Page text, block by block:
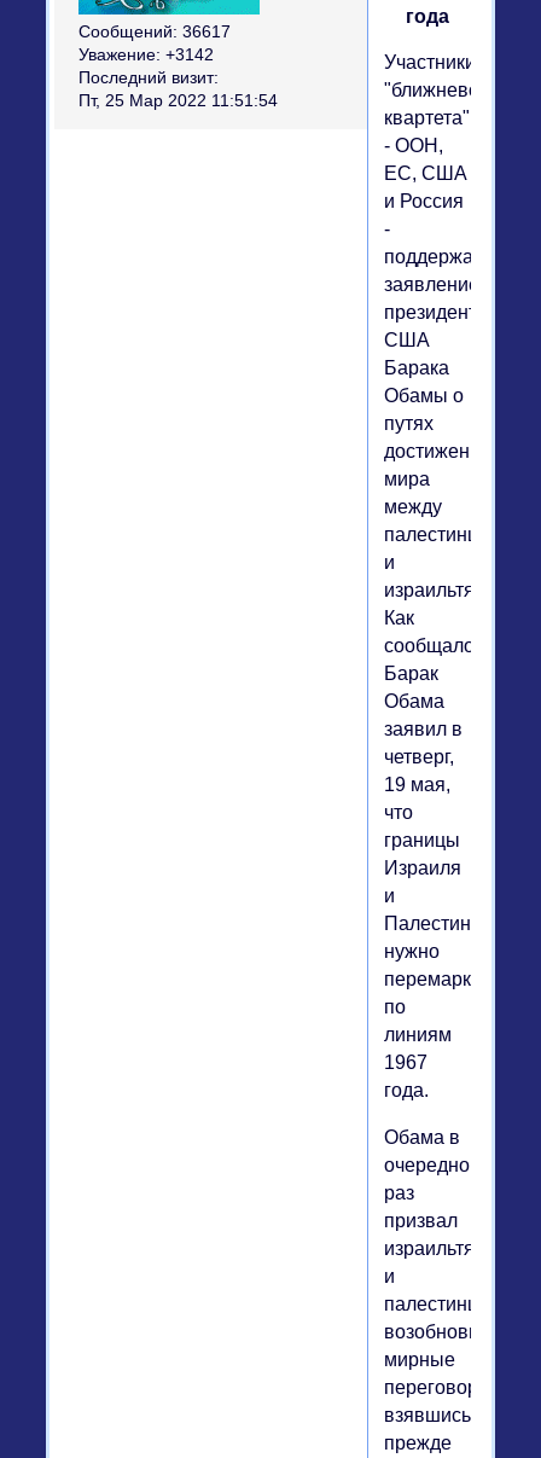
Сообщений: 36617
Уважение: +3142
Последний визит:
Пт, 25 Мар 2022 11:51:54
года
Участники
квартета"
- ООН,
ЕС, США
и Россия
-
поддержали
заявление
президента
США
Барака
Обамы о
путях
достижения
мира
между
палестинцами
и
израильтянами.
Как
сообщалось,
Барак
Обама
заявил в
четверг,
19 мая,
что
границы
Израиля
и
Палестины
нужно
по
линиям
1967
года.
Обама в
очередной
раз
призвал
израильтян
и
палестинцев
возобновить
мирные
переговоры,
взявшись,
прежде